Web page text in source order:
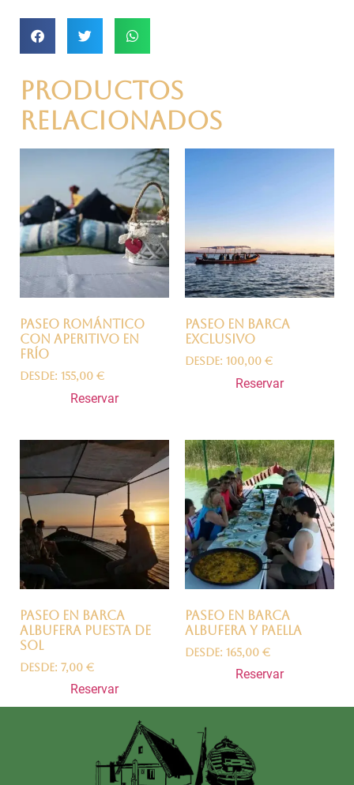
Productos
relacionados
Paseo Romántico
con Aperitivo en
frío
Desde: 155,00 €
Reservar
Paseo en barca
exclusivo
Desde: 100,00 €
Reservar
Paseo en barca
Albufera puesta de
sol
Desde: 7,00 €
Reservar
Paseo en barca
Albufera y Paella
Desde: 165,00 €
Reservar